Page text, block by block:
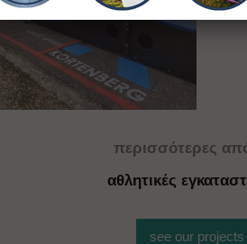
περισσότερες
αθλητικές
see our projects